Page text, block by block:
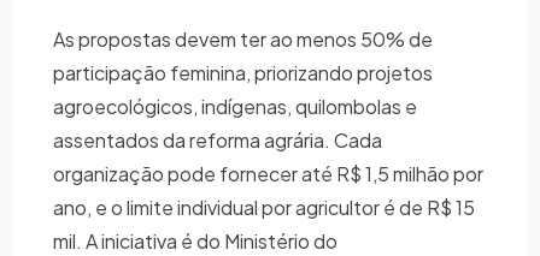
As propostas devem ter ao menos 50% de
participação feminina, priorizando projetos
agroecológicos, indígenas, quilombolas e
assentados da reforma agrária. Cada
organização pode fornecer até R$ 1,5 milhão por
ano, e o limite individual por agricultor é de R$ 15
mil. A iniciativa é do Ministério do